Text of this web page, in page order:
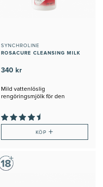
SYNCHROLINE
ROSACURE CLEANSING MILK
340 kr
Mild vattenlöslig
rengöringsmjölk för den
KÖP +